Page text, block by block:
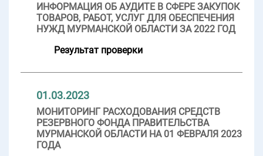
ИНФОРМАЦИЯ ОБ АУДИТЕ В СФЕРЕ ЗАКУПОК
ТОВАРОВ, РАБОТ, УСЛУГ ДЛЯ ОБЕСПЕЧЕНИЯ
НУЖД МУРМАНСКОЙ ОБЛАСТИ ЗА 2022 ГОД
Результат проверки
01.03.2023
МОНИТОРИНГ РАСХОДОВАНИЯ СРЕДСТВ
РЕЗЕРВНОГО ФОНДА ПРАВИТЕЛЬСТВА
МУРМАНСКОЙ ОБЛАСТИ НА 01 ФЕВРАЛЯ 2023
ГОДА